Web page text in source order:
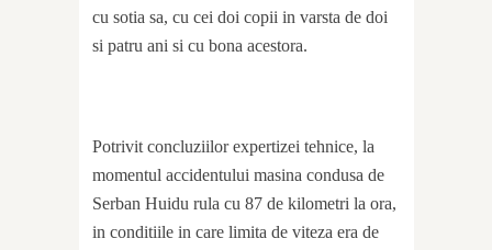
cu sotia sa, cu cei doi copii in varsta de doi
si patru ani si cu bona acestora.
Potrivit concluziilor expertizei tehnice, la
momentul accidentului masina condusa de
Serban Huidu rula cu 87 de kilometri la ora,
in conditiile in care limita de viteza era de